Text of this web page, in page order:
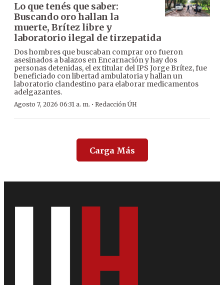
Lo que tenés que saber:
Buscando oro hallan la
muerte, Brítez libre y
laboratorio ilegal de tirzepatida
Dos hombres que buscaban comprar oro fueron
asesinados a balazos en Encarnación y hay dos
personas detenidas, el ex titular del IPS Jorge Brítez, fue
beneficiado con libertad ambulatoria y hallan un
laboratorio clandestino para elaborar medicamentos
adelgazantes.
Agosto 7, 2026 06:31 a. m. · Redacción ÚH
Carga Más